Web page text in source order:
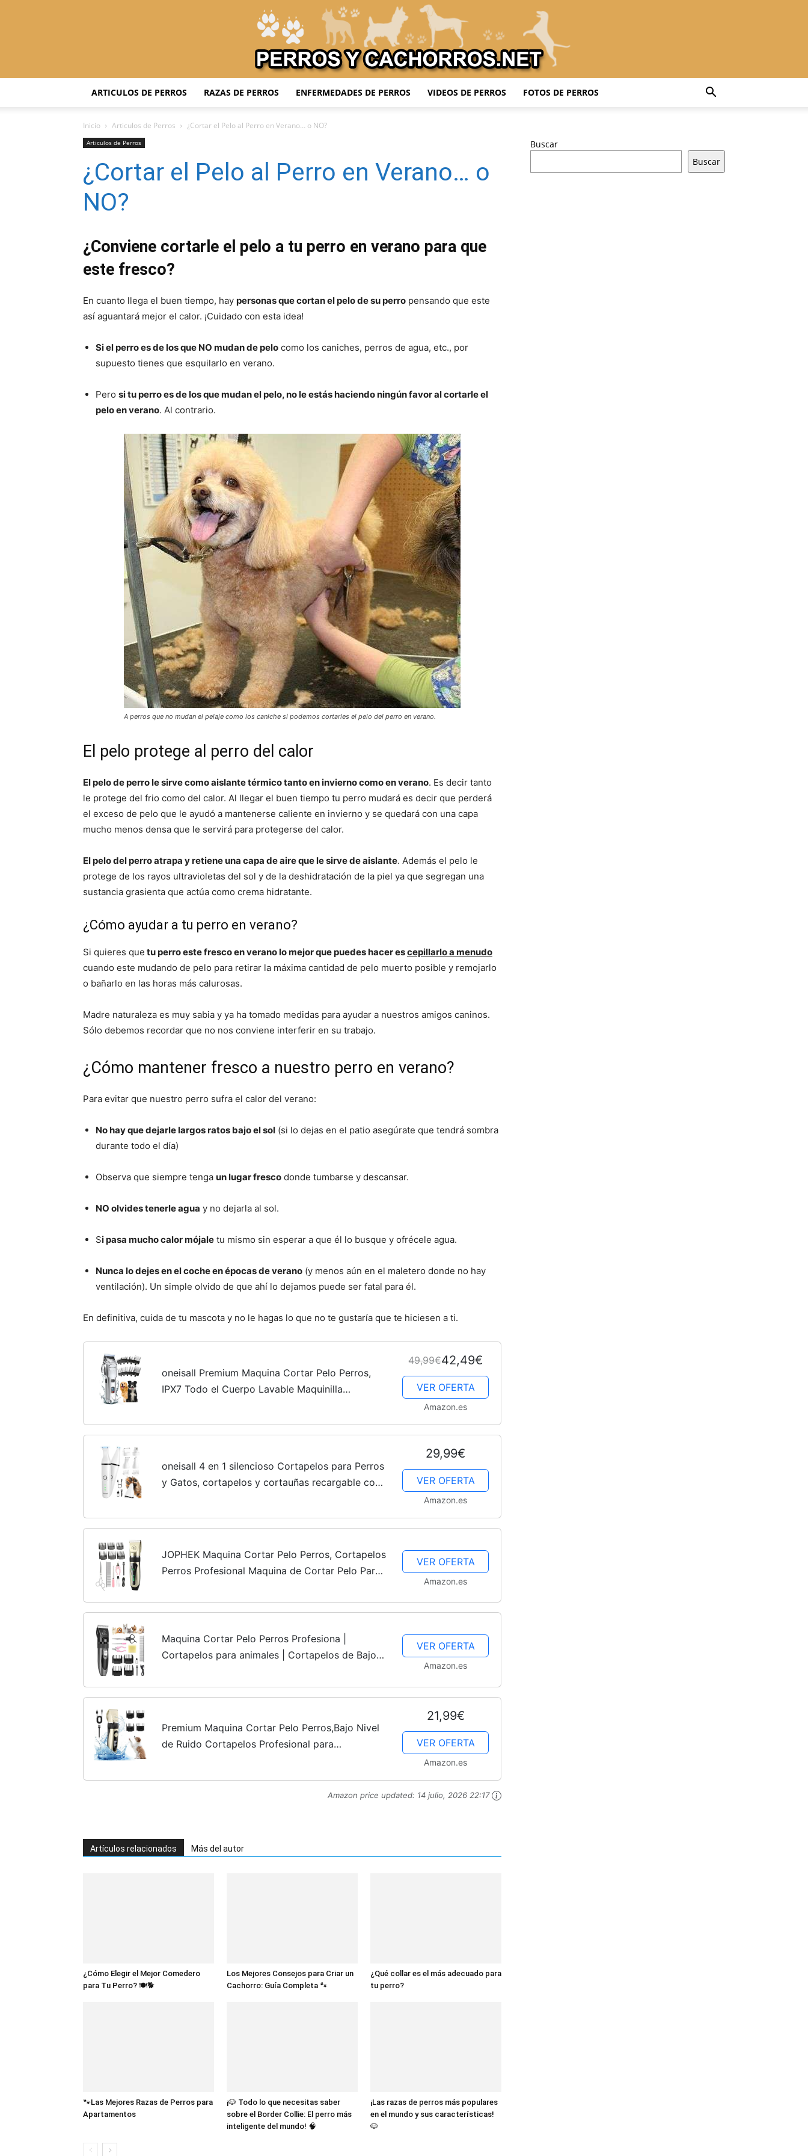
Razas
Perros
Fotos
Cachorros
ARTICULOS DE PERROS RAZAS DE PERROS ENFERMEDADES DE PERROS VIDEOS DE PERROS FOTOS DE PERROS
Inicio Articulos de Perros ¿Cortar el Pelo al Perro en Verano… o NO?
Articulos de Perros
¿Cortar el Pelo al Perro en Verano… o
NO?
¿Conviene cortarle el pelo a tu perro en verano para que
este fresco?
En cuanto llega el buen tiempo, hay personas que cortan el pelo de su perro pensando que este
así aguantará mejor el calor. ¡Cuidado con esta idea!
Si el perro es de los que NO mudan de pelo como los caniches, perros de agua, etc., por
supuesto tienes que esquilarlo en verano.
Pero si tu perro es de los que mudan el pelo, no le estás haciendo ningún favor al cortarle el
pelo en verano. Al contrario.
A perros que no mudan el pelaje como los caniche si podemos cortarles el pelo del perro en verano.
El pelo protege al perro del calor
El pelo de perro le sirve como aislante térmico tanto en invierno como en verano. Es decir tanto
le protege del frio como del calor. Al llegar el buen tiempo tu perro mudará es decir que perderá
el exceso de pelo que le ayudó a mantenerse caliente en invierno y se quedará con una capa
mucho menos densa que le servirá para protegerse del calor.
El pelo del perro atrapa y retiene una capa de aire que le sirve de aislante. Además el pelo le
protege de los rayos ultravioletas del sol y de la deshidratación de la piel ya que segregan una
sustancia grasienta que actúa como crema hidratante.
¿Cómo ayudar a tu perro en verano?
Si quieres que tu perro este fresco en verano lo mejor que puedes hacer escepillarlo a menudo
cuando este mudando de pelo para retirar la máxima cantidad de pelo muerto posible y remojarlo
o bañarlo en las horas más calurosas.
Madre naturaleza es muy sabia y ya ha tomado medidas para ayudar a nuestros amigos caninos.
Sólo debemos recordar que no nos conviene interferir en su trabajo.
¿Cómo mantener fresco a nuestro perro en verano?
Para evitar que nuestro perro sufra el calor del verano:
No hay que dejarle largos ratos bajo el sol (si lo dejas en el patio asegúrate que tendrá sombra
durante todo el día)
Observa que siempre tenga un lugar fresco donde tumbarse y descansar.
NO olvides tenerle agua y no dejarla al sol.
Si pasa mucho calor mójale tu mismo sin esperar a que él lo busque y ofrécele agua.
Nunca lo dejes en el coche en épocas de verano (y menos aún en el maletero donde no hay
ventilación). Un simple olvido de que ahí lo dejamos puede ser fatal para él.
En definitiva, cuida de tu mascota y no le hagas lo que no te gustaría que te hiciesen a ti.
oneisall Premium Maquina Cortar Pelo Perros,
IPX7 Todo el Cuerpo Lavable Maquinilla
49,99€42,49€
VER OFERTA
Amazon.es
oneisall 4 en 1 silencioso Cortapelos para Perros
y Gatos, cortapelos y cortauñas recargable con
29,99€
VER OFERTA
Amazon.es
JOPHEK Maquina Cortar Pelo Perros, Cortapelos
Perros Profesional Maquina de Cortar Pelo Para
VER OFERTA
Amazon.es
Maquina Cortar Pelo Perros Profesiona |
Cortapelos para animales | Cortapelos de Bajo
Mascotas
VER OFERTA
Amazon.es
Premium Maquina Cortar Pelo Perros,Bajo Nivel
de Ruido Cortapelos Profesional para
21,99€
VER OFERTA
Amazon.es
Amazon price updated: 14 julio, 2026 22:17
Artículos relacionados Más del autor
¿Cómo Elegir el Mejor Comedero
para Tu Perro? 🍽️🐕
Los Mejores Consejos para Criar un
Cachorro: Guía Completa 🐾
¿Qué collar es el más adecuado para
tu perro?
🐾Las Mejores Razas de Perros para
Apartamentos
¡🐶 Todo lo que necesitas saber
sobre el Border Collie: El perro más
inteligente del mundo! 🧠
¡Las razas de perros más populares
en el mundo y sus características!
🐶
Buscar
Buscar